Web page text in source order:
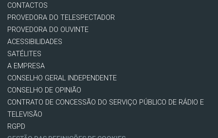
CONTACTOS
PROVEDORA DO TELESPECTADOR
PROVEDORA DO OUVINTE
ACESSIBILIDADES
SATÉLITES
A EMPRESA
CONSELHO GERAL INDEPENDENTE
CONSELHO DE OPINIÃO
CONTRATO DE CONCESSÃO DO SERVIÇO PÚBLICO DE RÁDIO E
TELEVISÃO
RGPD